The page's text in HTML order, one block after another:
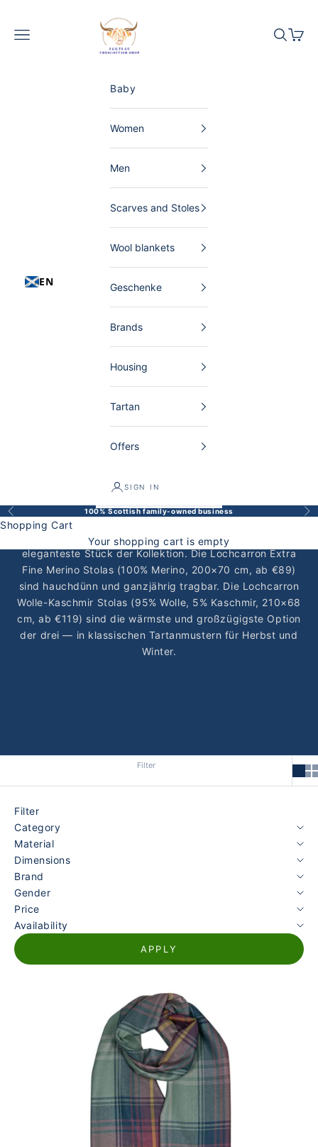
The Scottish Shop Germany
EN
Menu Search
Baby
Women
Men
Scarves and Stoles
Wool blankets
Geschenke
Brands
Housing
Tartan
Offers
SIGN IN
Back 100% Scottish family-owned business
Shopping Cart
Your shopping cart is empty
Lightweight scarves and stoles
Materialien — alle von Lochcarron of Scotland (seit 1947,
Selkirk) oder Kinalba Cashmere, alle Made in Scotland.
DieKinalba Kaschmir-Seide Tücher(55% Seide, 45%
Kaschmir, 190×70 cm, ab €195) sind das leichteste und
eleganteste Stück der Kollektion. DieLochcarron Extra
Fine Merino Stolas (100% Merino, 200×70 cm, ab €89)
sind hauchdünn und ganzjährig tragbar. Die Lochcarron
Wolle-Kaschmir Stolas (95% Wolle, 5% Kaschmir, 210×68
cm, ab €119) sind die wärmste und großzügigste Option
der drei — in klassischen Tartanmustern für Herbst und
Winter.
Filter
Filter
Category
Material
Dimensions
Brand
Gender
Price
Availability
APPLY